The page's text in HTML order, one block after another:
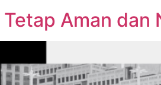
Aman dan